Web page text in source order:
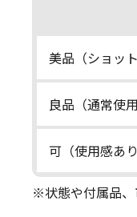
美品（ショッ
良品（通常使
可（使用感あ
※状態や付属品、